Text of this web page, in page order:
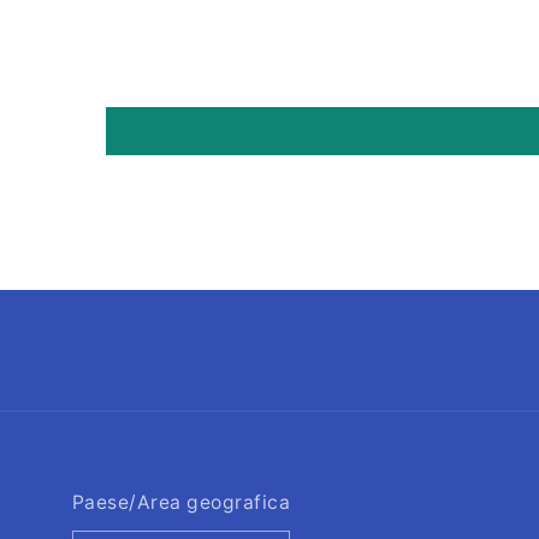
Paese/Area geografica